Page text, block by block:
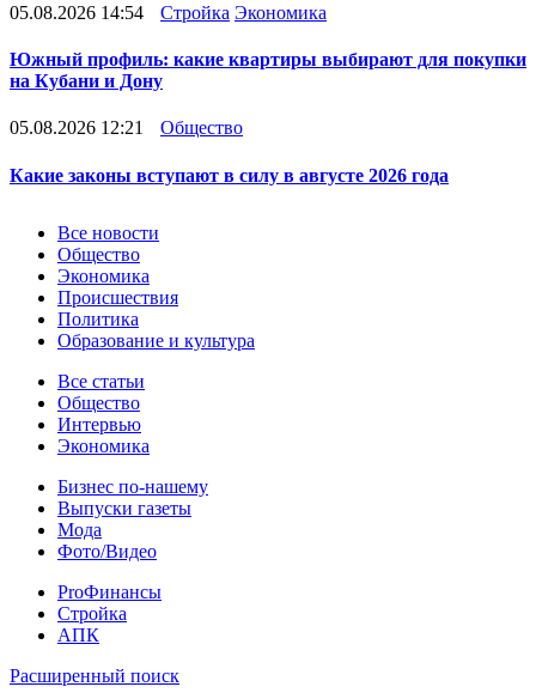
05.08.2026 14:54 Стройка Экономика
Южный профиль: какие квартиры выбирают для покупки
на Кубани и Дону
05.08.2026 12:21 Общество
Какие законы вступают в силу в августе 2026 года
Новости
Все новости
Общество
Экономика
Происшествия
Политика
Образование и культура
Статьи
Все статьи
Общество
Интервью
Экономика
Разное
Бизнес по-нашему
Выпуски газеты
Мода
Фото/Видео
Pro
ProФинансы
Стройка
АПК
Информация
Расширенный поиск